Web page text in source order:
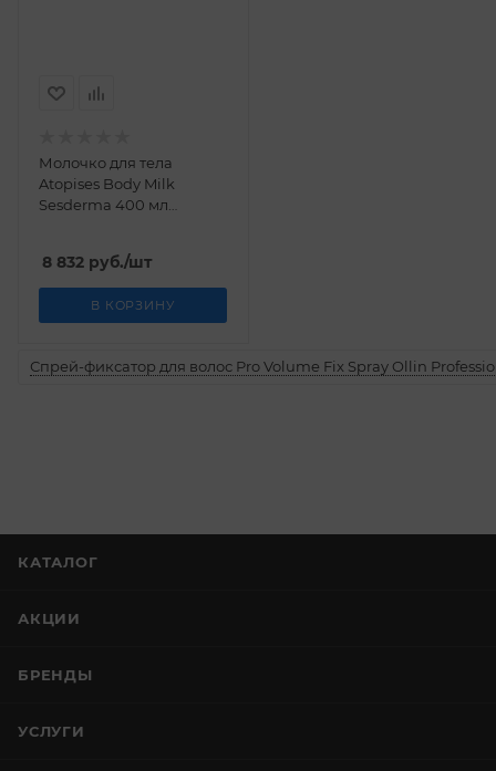
Молочко для тела
Atopises Body Milk
Sesderma 400 мл
8 832 руб./шт
В КОРЗИНУ
Спрей-фиксатор для волос Pro Volume Fix Spray Ollin
КАТАЛОГ
АКЦИИ
БРЕНДЫ
УСЛУГИ